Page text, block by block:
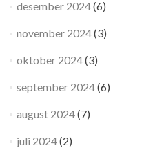
desember 2024(6)
november 2024(3)
oktober 2024(3)
september 2024(6)
august 2024(7)
juli 2024(2)